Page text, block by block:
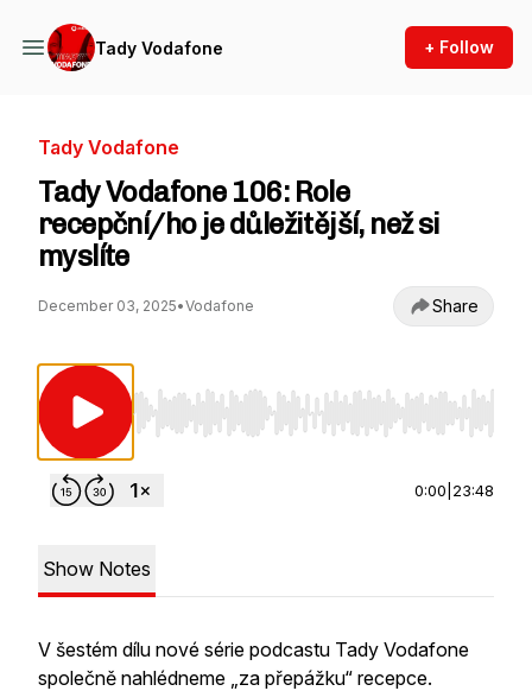
Tady Vodafone + Follow
Tady Vodafone
Tady Vodafone 106: Role
recepční/ho je důležitější, než si
myslíte
December 03, 2025•Vodafone Share
Use Left/Right to seek, Home/End to jump
0:00 23:48
Show Notes
V šestém dílu nové série podcastu Tady Vodafone
společně nahlédneme „za přepážku“ recepce.